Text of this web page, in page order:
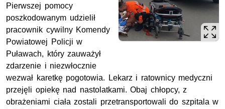
Pierwszej pomocy
poszkodowanym udzielił
pracownik cywilny Komendy
Powiatowej Policji w
Puławach, który zauważył
zdarzenie i niezwłocznie
wezwał karetkę pogotowia. Lekarz i ratownicy medyczni
przejęli opiekę nad nastolatkami. Obaj chłopcy, z
obrażeniami ciała zostali przetransportowali do szpitala w